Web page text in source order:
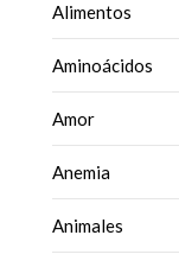
Alimentos
Aminoácidos
Amor
Anemia
Animales